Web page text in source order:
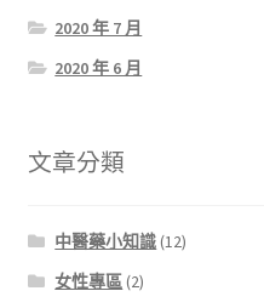
2020 年 7 月
2020 年 6 月
文章分類
中醫藥小知識 (12)
女性專區 (2)